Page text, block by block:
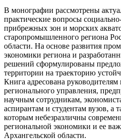
В монографии рассмотрены
практические вопросы
прибрежных зон и морских
старопромышленного региона
области. На основе развития
экономики региона и
решений сформулированы
территории на траекторию
Книга адресована
регионального управления,
научным сотрудникам,
аспирантам и студентам вузов, а
которым небезразличны
региональной экономики и ее
Архангельской области.